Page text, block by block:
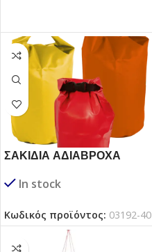
ΣΑΚΙΔΙΑ ΑΔΙΑΒΡΟΧΑ
In stock
Κωδικός προϊόντος: 03192-40